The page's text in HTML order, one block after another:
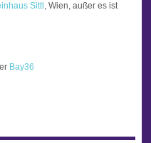
Sittl , Wien, außer es ist
Bay36